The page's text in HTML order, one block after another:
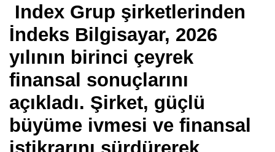
Index Grup şirketlerinden
İndeks Bilgisayar, 2026
yılının birinci çeyrek
finansal sonuçlarını
açıkladı. Şirket, güçlü
büyüme ivmesi ve finansal